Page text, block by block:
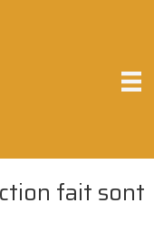
fait sont